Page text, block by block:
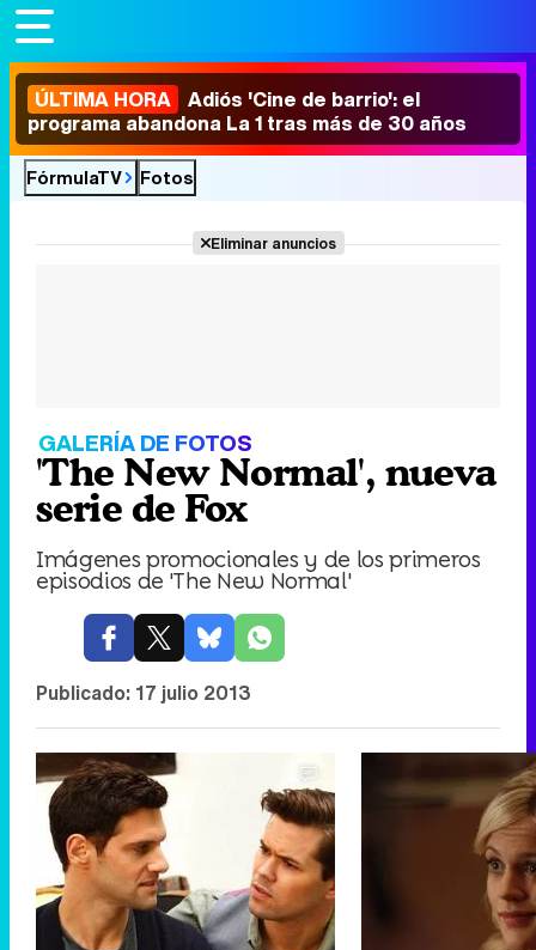
ÚLTIMA HORA Adiós 'Cine de barrio': el
programa abandona La 1 tras más de 30 años
FórmulaTV Fotos
Eliminar anuncios
GALERÍA DE FOTOS
'The New Normal', nueva
serie de Fox
Imágenes promocionales y de los primeros
episodios de 'The New Normal'
Publicado: 17 julio 2013